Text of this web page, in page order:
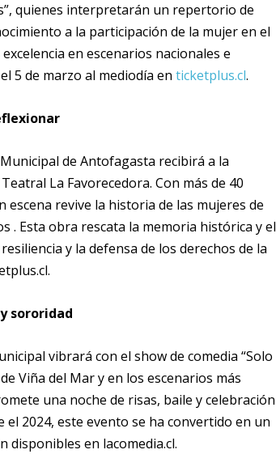
quienes interpretarán un repertorio de
a la participación de la mujer en el
en escenarios nacionales e
5 de marzo al mediodía en ticketplus.cl.
de Antofagasta recibirá a la
La Favorecedora. Con más de 40
escena revive la historia de las mujeres de
. Esta obra rescata la memoria histórica y el
y la defensa de los derechos de la
sororidad
vibrará con el show de comedia “Solo
Viña del Mar y en los escenarios más
una noche de risas, baile y celebración
2024, este evento se ha convertido en un
disponibles en lacomedia.cl.